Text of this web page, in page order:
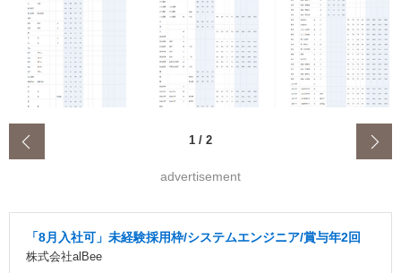
1 / 2
advertisement
「8月入社可」未経験採用枠/システムエンジニア/賞与年2回
株式会社alBee